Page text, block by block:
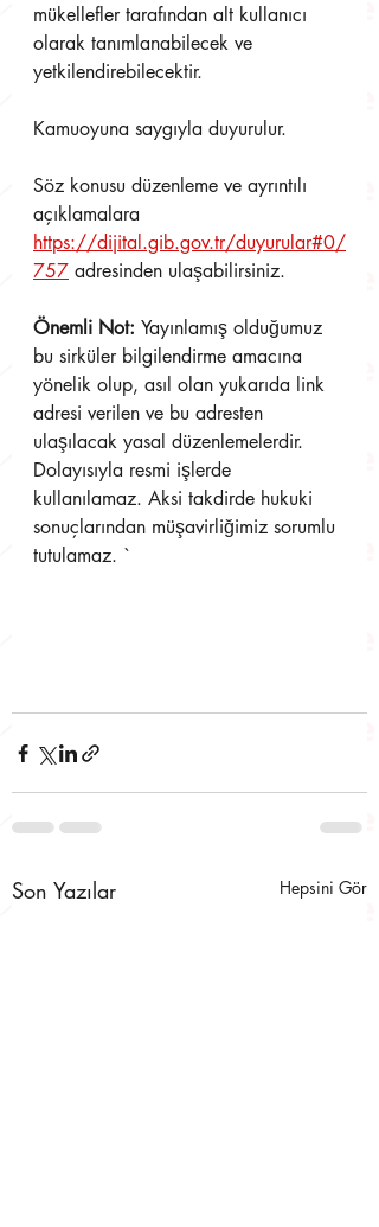
mükellefler tarafından alt kullanıcı
olarak tanımlanabilecek ve
yetkilendirebilecektir.
Kamuoyuna saygıyla duyurulur.
Söz konusu düzenleme ve ayrıntılı
açıklamalara
https://dijital.gib.gov.tr/duyurular#0/
757 adresinden ulaşabilirsiniz.
Önemli Not: Yayınlamış olduğumuz
bu sirküler bilgilendirme amacına
yönelik olup, asıl olan yukarıda link
adresi verilen ve bu adresten
ulaşılacak yasal düzenlemelerdir.
Dolayısıyla resmi işlerde
kullanılamaz. Aksi takdirde hukuki
sonuçlarından müşavirliğimiz sorumlu
tutulamaz. `
Son Yazılar Hepsini Gör